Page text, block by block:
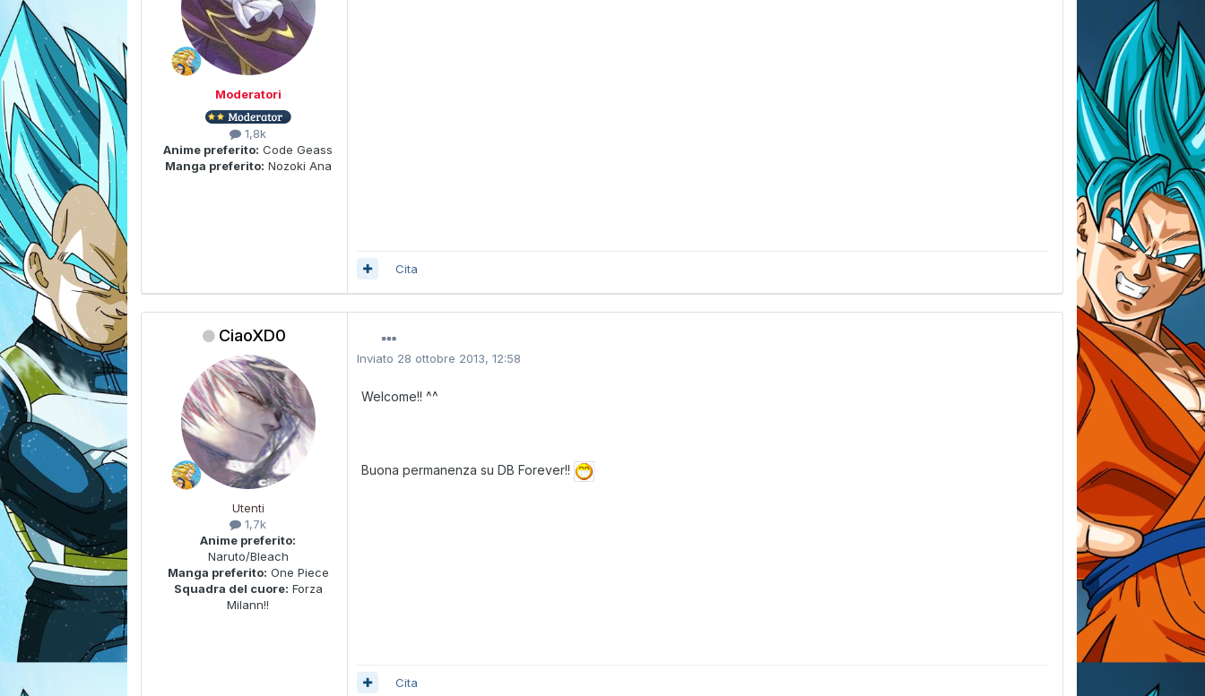
Moderatori
1,8k
Anime preferito: Code Geass
Manga preferito: Nozoki Ana
Cita
CiaoXD0
Utenti
1,7k
Anime preferito:
Naruto/Bleach
Manga preferito: One Piece
Squadra del cuore: Forza
Milann!!
Inviato 28 ottobre 2013, 12:58
Welcome!! ^^
Buona permanenza su DB Forever!!
Cita